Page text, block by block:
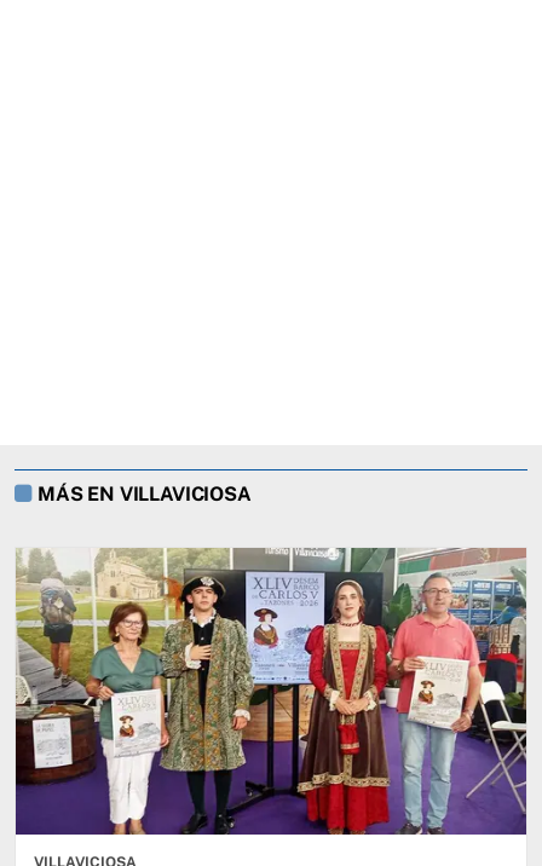
MÁS EN VILLAVICIOSA